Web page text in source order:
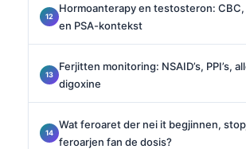
Hormoanterapy en testosteron:
en PSA-kontekst
Ferjitten monitoring: NSAID’s, PPI’s,
digoxine
Wat feroaret der nei it begjinnen,
feroarjen fan de dosis?